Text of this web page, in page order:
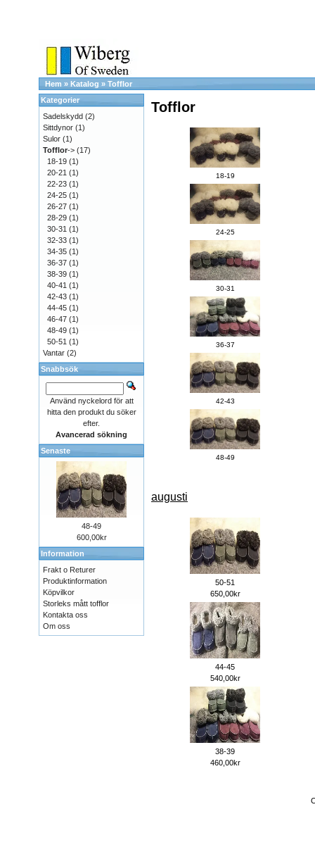
Hem » Katalog » Tofflor
Tofflor
18-19
24-25
30-31
36-37
42-43
48-49
augusti
50-51
650,00kr
44-45
540,00kr
38-39
460,00kr
Kategorier
Sadelskydd (2)
Sittdynor (1)
Sulor (1)
Tofflor-> (17)
18-19 (1)
20-21 (1)
22-23 (1)
24-25 (1)
26-27 (1)
28-29 (1)
30-31 (1)
32-33 (1)
34-35 (1)
36-37 (1)
38-39 (1)
40-41 (1)
42-43 (1)
44-45 (1)
46-47 (1)
48-49 (1)
50-51 (1)
Vantar (2)
Snabbsök
Använd nyckelord för att
hitta den produkt du söker
efter.
Avancerad sökning
Senaste
48-49
600,00kr
Information
Frakt o Returer
Produktinformation
Köpvilkor
Storleks mått tofflor
Kontakta oss
Om oss